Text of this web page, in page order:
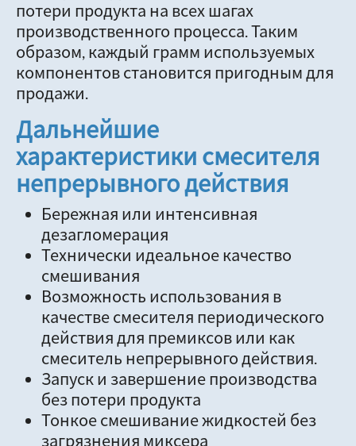
потери продукта на всех шагах
производственного процесса. Таким
образом, каждый грамм используемых
компонентов становится пригодным для
продажи.
Дальнейшие
характеристики смесителя
непрерывного действия
Бережная или интенсивная
дезагломерация
Технически идеальное качество
смешивания
Возможность использования в
качестве смесителя периодического
действия для премиксов или как
смеситель непрерывного действия.
Запуск и завершение производства
без потери продукта
Тонкое смешивание жидкостей без
загрязнения миксера